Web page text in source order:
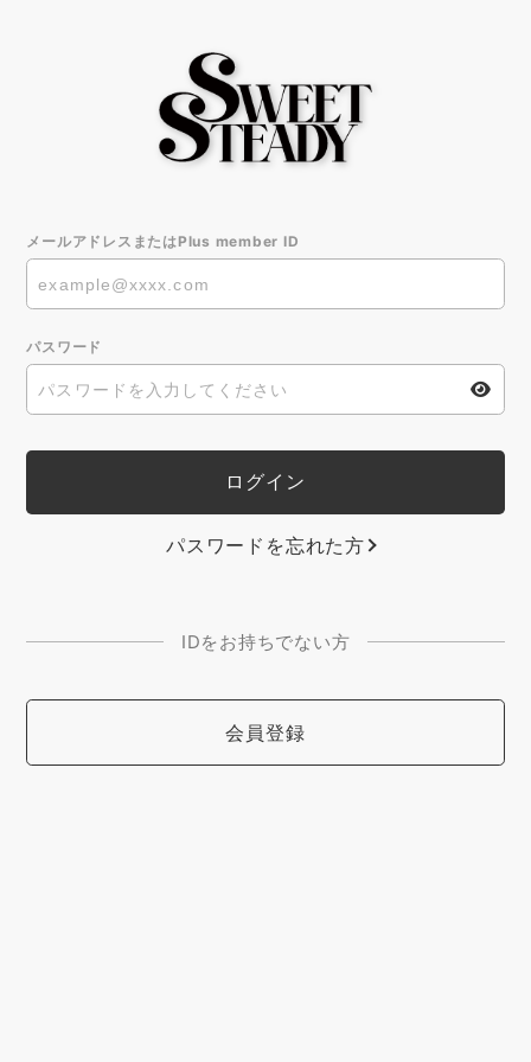
メールアドレスまたはPlus member ID
パスワード
パスワードを忘れた方
IDをお持ちでない方
会員登録